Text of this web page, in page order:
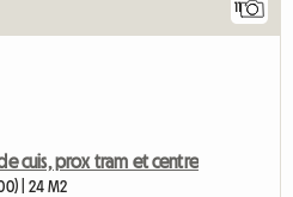
11
cuis, prox tram et centre
| 24 M2